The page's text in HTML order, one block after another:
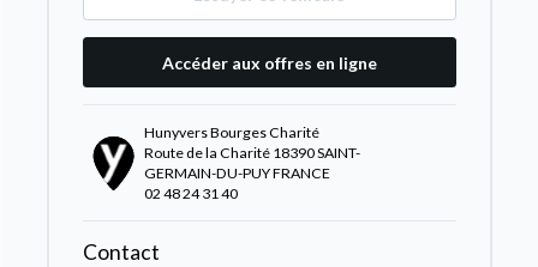
Accéder aux offres en ligne
Hunyvers Bourges Charité
Route de la Charité 18390 SAINT-
GERMAIN-DU-PUY FRANCE
02 48 24 31 40
Contact